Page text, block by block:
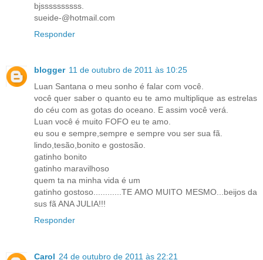
bjssssssssss.
sueide-@hotmail.com
Responder
blogger 11 de outubro de 2011 às 10:25
Luan Santana o meu sonho é falar com você.
você quer saber o quanto eu te amo multiplique as estrelas
do céu com as gotas do oceano. E assim você verá.
Luan você é muito FOFO eu te amo.
eu sou e sempre,sempre e sempre vou ser sua fã.
lindo,tesão,bonito e gostosão.
gatinho bonito
gatinho maravilhoso
quem ta na minha vida é um
gatinho gostoso............TE AMO MUITO MESMO...beijos da
sus fã ANA JULIA!!!
Responder
Carol 24 de outubro de 2011 às 22:21